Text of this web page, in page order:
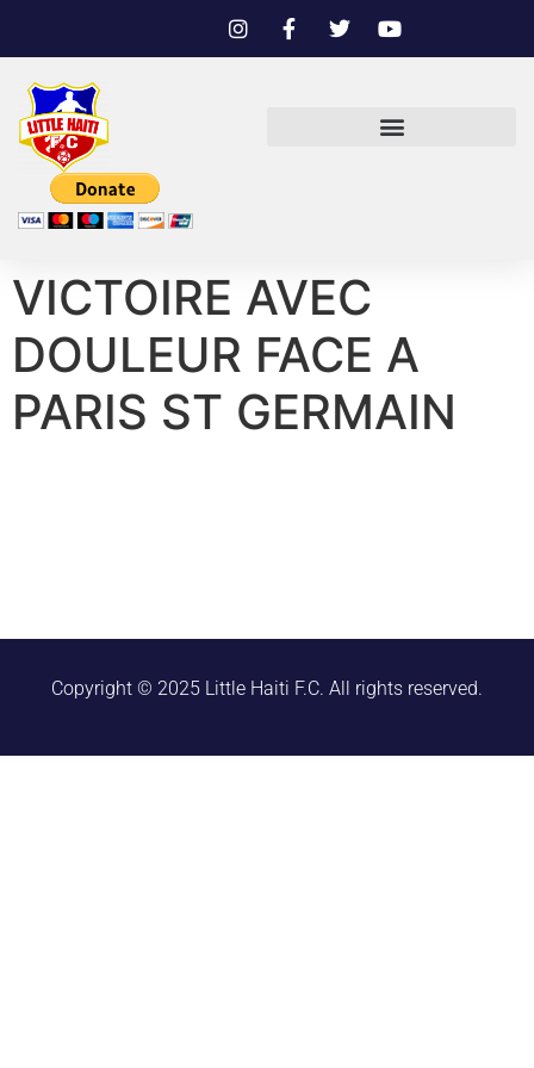
VICTOIRE AVEC
DOULEUR FACE A
PARIS ST GERMAIN
Copyright © 2025 Little Haiti F.C. All rights reserved.